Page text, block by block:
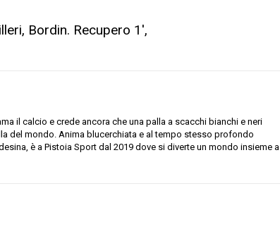
Bordin. Recupero 1′,
il calcio e crede ancora che una palla a scacchi bianchi e neri
del mondo. Anima blucerchiata e al tempo stesso profondo
è a Pistoia Sport dal 2019 dove si diverte un mondo insieme a